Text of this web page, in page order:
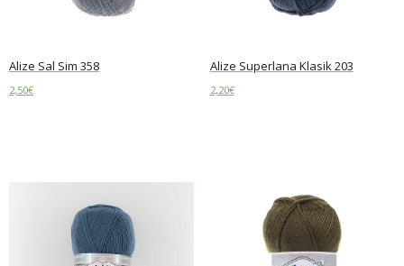
Alize Sal Sim 358
2,50€
Alize Superlana Klasik 203
2,20€